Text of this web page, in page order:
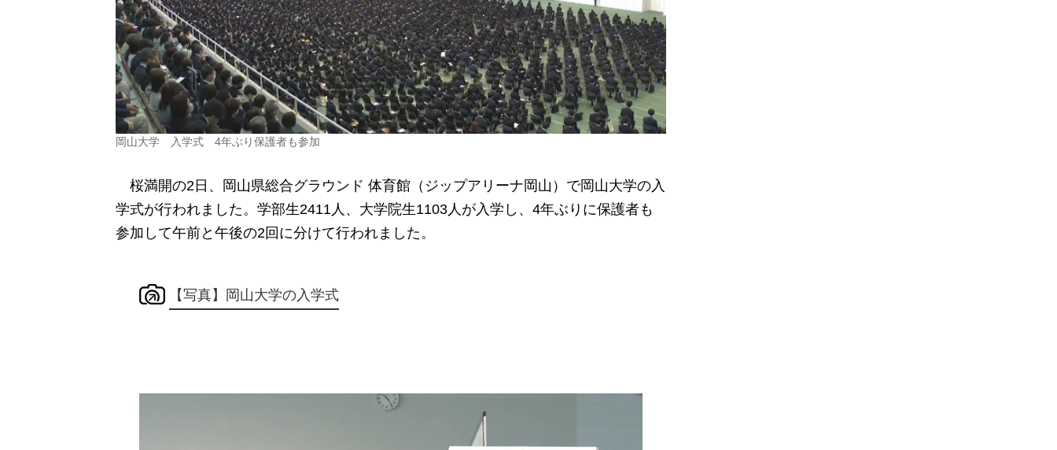
岡山大学 入学式 4年ぶり保護者も参加
桜満開の2日、岡山県総合グラウンド 体育館（ジップアリーナ岡山）で岡山大学の入
学式が行われました。学部生2411人、大学院生1103人が入学し、4年ぶりに保護者も
参加して午前と午後の2回に分けて行われました。
【写真】岡山大学の入学式